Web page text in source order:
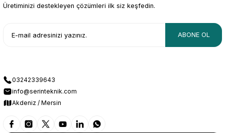
Üretiminizi destekleyen çözümleri ilk siz keşfedin.
ABONE OL
03242339643
info@serinteknik.com
Akdeniz / Mersin